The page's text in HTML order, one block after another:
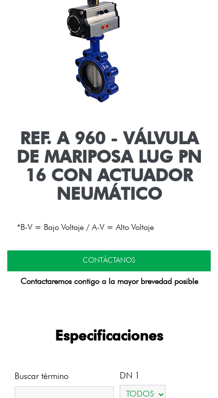
REF. A 960 - VÁLVULA
DE MARIPOSA LUG PN
16 CON ACTUADOR
NEUMÁTICO
*B-V = Bajo Voltaje / A-V = Alto Voltaje
CONTÁCTANOS
Contactaremos contigo a la mayor brevedad posible
Especificaciones
Buscar término DN 1